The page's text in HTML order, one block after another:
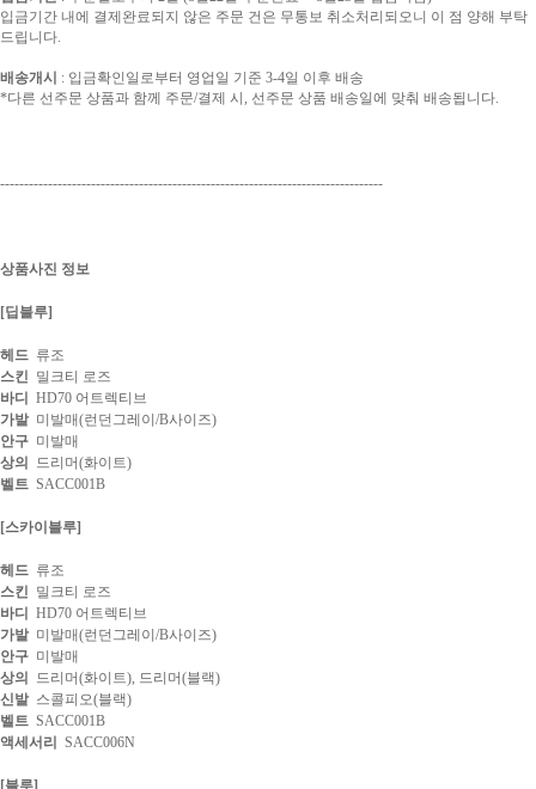
입금기간 내에 결제완료되지 않은 주문 건은 무통보 취소처리되오니 이 점 양해 부탁
드립니다.
배송개시 : 입금확인일로부터 영업일 기준 3-4일 이후 배송
*다른 선주문 상품과 함께 주문/결제 시, 선주문 상품 배송일에 맞춰 배송됩니다.
--------------------------------------------------------------------------------
상품사진 정보
[딥블루]
헤드 류조
스킨 밀크티 로즈
바디 HD70 어트렉티브
가발 미발매(런던그레이/B사이즈)
안구 미발매
상의
드리머(화이트)
벨트 SACC001B
[스카이블루]
헤드 류조
스킨 밀크티 로즈
바디 HD70 어트렉티브
가발 미발매(런던그레이/B사이즈)
안구 미발매
상의
드리머(화이트), 드리머(블랙)
신발 스콜피오(블랙)
벨트 SACC001B
액세서리 SACC006N
[블루]